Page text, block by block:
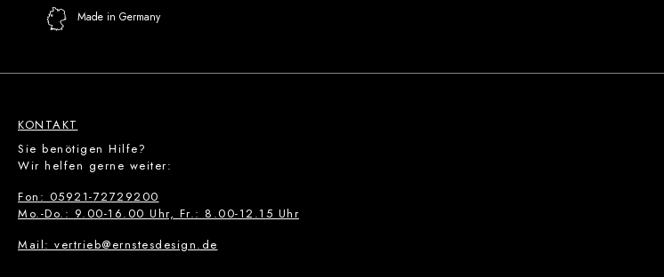
Made in Germany
KONTAKT
Sie benötigen Hilfe?
Wir helfen gerne weiter:
Fon: 05921-72729200
Mo.-Do.: 9.00-16.00 Uhr, Fr.: 8.00-12.15 Uhr
Mail: vertrieb@ernstesdesign.de